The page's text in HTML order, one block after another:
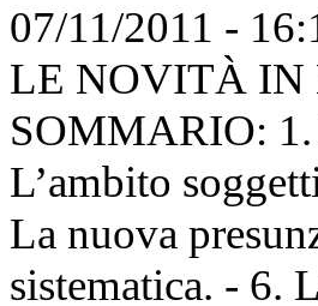
07/11/2011 -
LE NOVITÀ IN
SOMMARIO: 1.
L’ambito
La nuova
sistematica. - 6.